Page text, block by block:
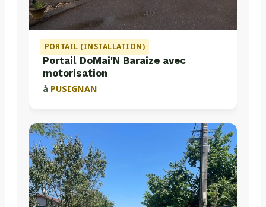
PORTAIL (INSTALLATION)
Portail DoMai'N Baraize avec
motorisation
à PUSIGNAN